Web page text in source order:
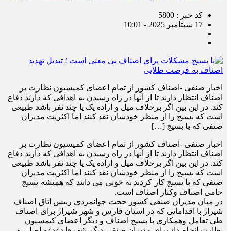
کد خبر : 5800
17 سپتامبر 2025 - 10:01
اخبار صنفی -اصناف کشور از تمام اعضای کمیسیون نظارت بر
اصناف انتظار دارند تا از آنها در راه رسیدن به اهدافی که دارند دفاع
کند. در این بین اگر برخلاف میل و اراده یک یا چند نفر باشد طبیعی
است که بسیج را از منظر خودشان نقد کنند اما اکثریت مدیران
صنفی که با بسیج […]
اخبار صنفی -اصناف کشور از تمام اعضای کمیسیون نظارت بر
اصناف انتظار دارند تا از آنها در راه رسیدن به اهدافی که دارند دفاع
کند. در این بین اگر برخلاف میل و اراده یک یا چند نفر باشد طبیعی
است که بسیج را از منظر خودشان نقد کنند اما اکثریت مدیران
صنفی که با بسیج کار کردند به خوبی می دانند که همیشه بسیج
حامی اصناف وکنار اصناف است.
در میان مدیران صنفی کشور حجت جوانمردی رییس اتاق اصناف
شیراز با اقداماتی که در استان فارس و شهر شیراز برای اصناف
طی تعامل وهمکاری با بسیج اصناف و دیگر اعضای کیمسیون